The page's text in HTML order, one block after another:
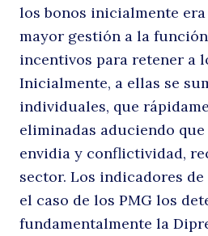
los bonos inicialmente
mayor gestión a la
incentivos para retener a
Inicialmente, a ellas se
individuales, que
eliminadas aduciendo
envidia y conflictividad,
sector. Los indicadores
el caso de los PMG los
fundamentalmente la